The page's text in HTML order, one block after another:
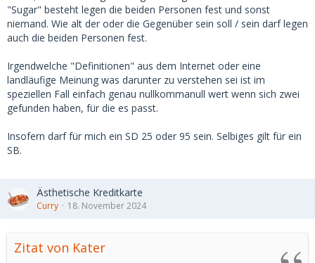
"Sugar" besteht legen die beiden Personen fest und sonst
niemand. Wie alt der oder die Gegenüber sein soll / sein darf legen
auch die beiden Personen fest.
Irgendwelche "Definitionen" aus dem Internet oder eine
landläufige Meinung was darunter zu verstehen sei ist im
speziellen Fall einfach genau nullkommanull wert wenn sich zwei
gefunden haben, für die es passt.
Insofern darf für mich ein SD 25 oder 95 sein. Selbiges gilt für ein
SB.
Ästhetische Kreditkarte
Curry 18. November 2024
Zitat von Kater